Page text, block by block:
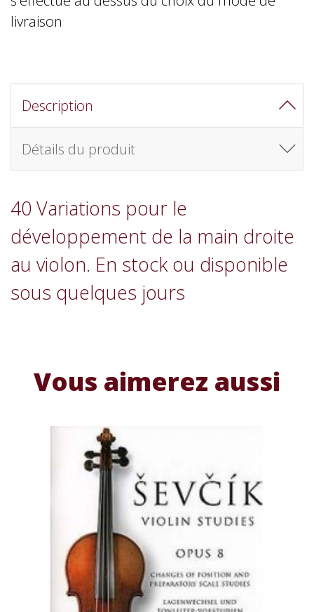
livraison
Description
Détails du produit
40 Variations pour le
développement de la main droite
au violon. En stock ou disponible
sous quelques jours
Vous aimerez aussi